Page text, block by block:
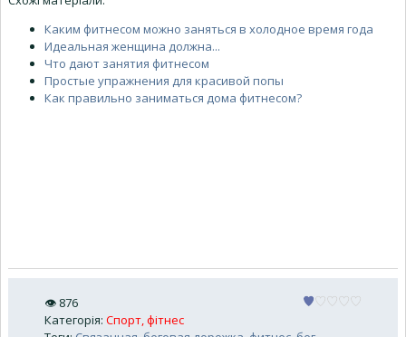
Каким фитнесом можно заняться в холодное время года
Идеальная женщина должна...
Что дают занятия фитнесом
Простые упражнения для красивой попы
Как правильно заниматься дома фитнесом?
👁 876
Категорія: Спорт, фітнес